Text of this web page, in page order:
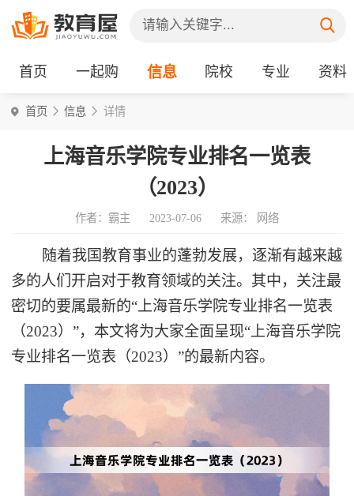
首页 一起购 信息 院校 专业 资料
首页 信息 详情
上海音乐学院专业排名一览表
（2023）
作者：霸主 2023-07-06 来源： 网络
随着我国教育事业的蓬勃发展，逐渐有越来越
多的人们开启对于教育领域的关注。其中，关注最
密切的要属最新的“上海音乐学院专业排名一览表
（2023）”，本文将为大家全面呈现“上海音乐学院
专业排名一览表（2023）”的最新内容。